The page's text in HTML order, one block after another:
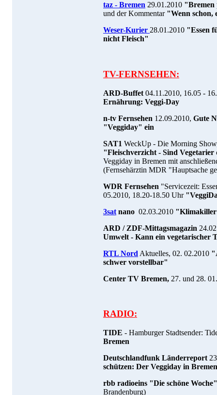
taz - Bremen 29.01.2010 "Bremen
und der Kommentar "Wenn schon,
Weser-Kurier 28.01.2010 "Essen
nicht Fleisch"
TV-FERNSEHEN:
ARD-Buffet 04.11.2010, 16.05 -
Ernährung: Veggi-Day
n-tv Fernsehen 12.09.2010, Gute
"Veggiday" ein
SAT1 WeckUp - Die Morning
"Fleischverzicht - Sind Vegetarier
Veggiday in Bremen mit
(Fernsehärztin MDR "Hauptsache
WDR Fernsehen "Servicezeit:
05.2010, 18.20-18.50 Uhr
3sat nano 02.03.2010 "Klimakiller
ARD / ZDF-Mittagsmagazin
Umwelt - Kann ein vegetarischer
RTL Nord Aktuelles, 02. 02.2010
schwer vorstellbar"
Center TV Bremen, 27. und 28.
RADIO:
TIDE - Hamburger Stadtsender:
Bremen
Deutschlandfunk Länderreport
schützen: Der Veggiday in Bremen
rbb radioeins "Die schöne Woche"
Brandenburg)